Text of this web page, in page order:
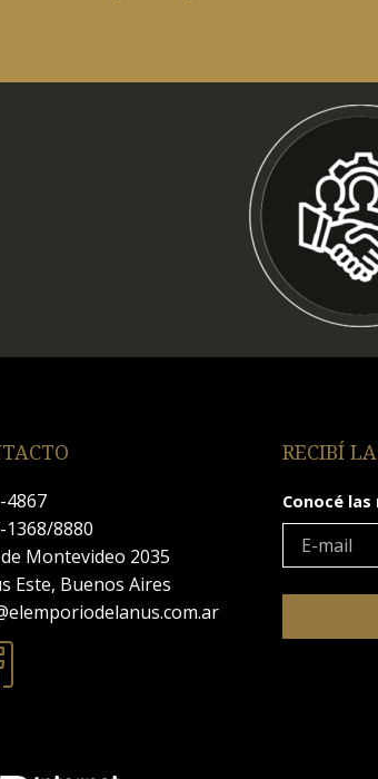
4867
1368/8880
Montevideo 2035
Este, Buenos Aires
RECIBÍ
Conocé